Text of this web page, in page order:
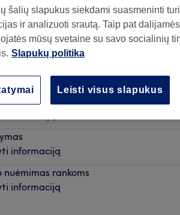
paprastas nagų dizainas (lipdukai,
informaciją
nuėmimas rankoms
informaciją
šalių slapukus siekdami suasmeninti
ir analizuoti srautą. Taip pat dalijamės
mūsų svetaine su savo socialinių
Slapukų politika
Leisti visus slapukus